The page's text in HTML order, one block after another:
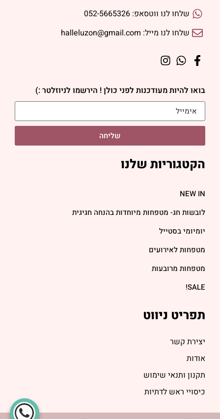
שלחו לנו ווטסאפ: 052-5665326
שלחו לנו מייל: halleluzon@gmail.com
בואו להיות מעודכנות לפני כולן ! הירשמו לניוזלטר :)
שליחה
הקטגוריות שלנו
NEW IN
לובשות חג- מטפחות מיוחדות בהנחה חגיגית
יומיומי בסטייל
מטפחות לאירועים
מטפחות מרובעות
SALE!
תפריט ניווט
יצירת קשר
אודות
תקנון ותנאי שימוש
כיסויי ראש לדתיות